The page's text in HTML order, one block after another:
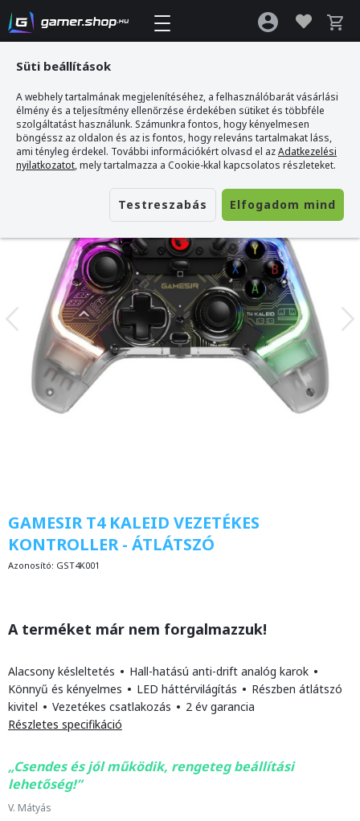
Gamer webshop >GameSir T4 Kaleid Vezetékes Kontroller - Átlátszó
GAMESIR T4 KALEID VEZETÉKES
KONTROLLER - ÁTLÁTSZÓ
Azonosító: GST4K001
A terméket már nem forgalmazzuk!
Alacsony késleltetés • Hall-hatású anti-drift analóg karok •
Könnyű és kényelmes • LED háttérvilágítás • Részben átlátszó
kivitel • Vezetékes csatlakozás • 2 év garancia
Részletes specifikáció
Csendes és jól működik, rengeteg beállítási
lehetőség!
V. Mátyás
Süti beállítások
A webhely tartalmának megjelenítéséhez, a felhasználóbarát vásárlási
élmény és a teljesítmény ellenőrzése érdekében sütiket és többféle
szolgáltatást használunk. Számunkra fontos, hogy kényelmesen
böngéssz az oldalon és az is fontos, hogy releváns tartalmakat láss,
ami tényleg érdekel. További információkért olvasd el azAdatkezelési
nyilatkozatot, mely tartalmazza a Cookie-kkal kapcsolatos részleteket.
Testreszabás Elfogadom mind